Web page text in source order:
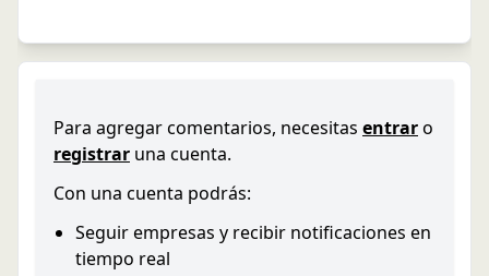
Para agregar comentarios, necesitas entraro
registrar una cuenta.
Con una cuenta podrás:
Seguir empresas y recibir notificaciones en
tiempo real